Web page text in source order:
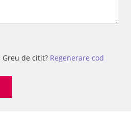
Greu de citit? Regenerare cod